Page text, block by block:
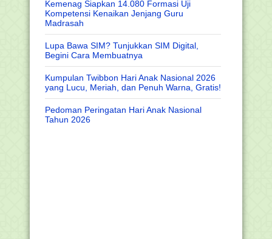
Kemenag Siapkan 14.080 Formasi Uji
Kompetensi Kenaikan Jenjang Guru
Madrasah
Lupa Bawa SIM? Tunjukkan SIM Digital,
Begini Cara Membuatnya
Kumpulan Twibbon Hari Anak Nasional 2026
yang Lucu, Meriah, dan Penuh Warna, Gratis!
Pedoman Peringatan Hari Anak Nasional
Tahun 2026